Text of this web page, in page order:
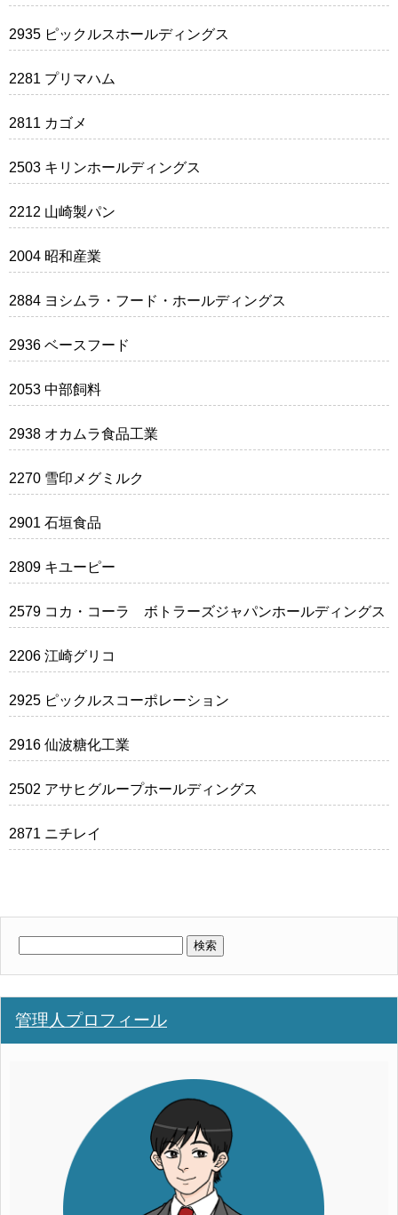
2935 ピックルスホールディングス
2281 プリマハム
2811 カゴメ
2503 キリンホールディングス
2212 山崎製パン
2004 昭和産業
2884 ヨシムラ・フード・ホールディングス
2936 ベースフード
2053 中部飼料
2938 オカムラ食品工業
2270 雪印メグミルク
2901 石垣食品
2809 キユーピー
2579 コカ・コーラ ボトラーズジャパンホールディングス
2206 江崎グリコ
2925 ピックルスコーポレーション
2916 仙波糖化工業
2502 アサヒグループホールディングス
2871 ニチレイ
管理人プロフィール